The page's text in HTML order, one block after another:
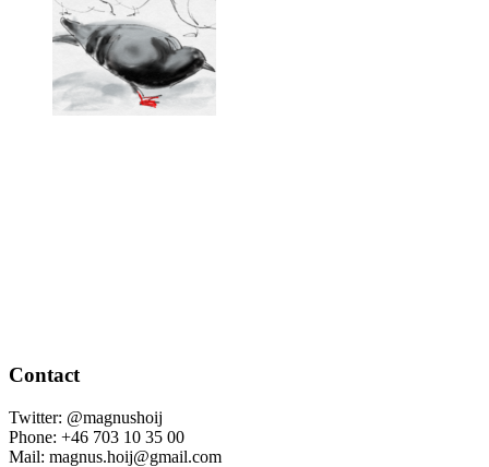
Contact
Twitter: @magnushoij
Phone: +46 703 10 35 00
Mail: magnus.hoij@gmail.com